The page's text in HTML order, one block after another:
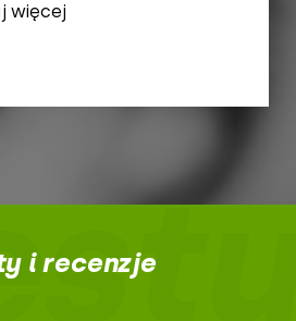
więcej
i recenzje